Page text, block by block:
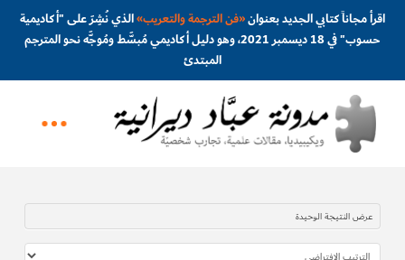
اقرأ مجاناً كتابي الجديد بعنوان«فن الترجمة والتعريب»الذي نُشِرَ على "أكاديمية
حسوب" في 18 ديسمبر 2021، وهو دليل أكاديمي مُبسَّط ومُوجَّه نحو المترجم
المبتدئ
عرض النتيجة الوحيدة